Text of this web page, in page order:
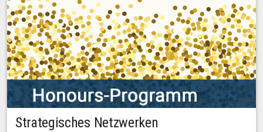
Strategisches Netzwerken